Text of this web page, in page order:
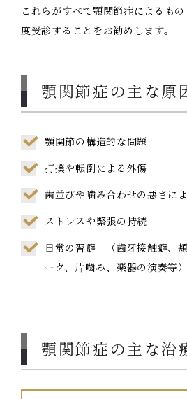
これらがすべて顎関節症によるも
度受診することをお勧めします。
顎関節症の主な原
顎関節の構造的な問題
打撲や転倒による外傷
歯並びや噛み合わせの悪さに
ストレスや緊張の持続
日常の習癖 （歯牙接触癖、
ーク、片噛み、楽器の演奏等）
顎関節症の主な治